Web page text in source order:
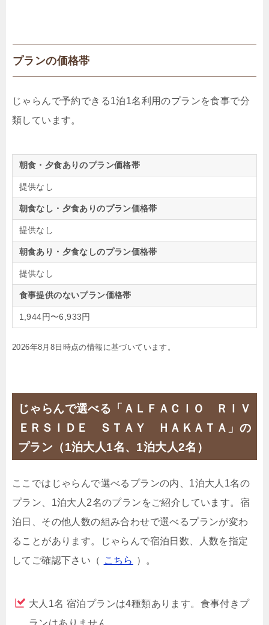
プランの価格帯
じゃらんで予約できる1泊1名利用のプランを食事で分
類しています。
朝食・夕食ありのプラン価格帯
提供なし
朝食なし・夕食ありのプラン価格帯
提供なし
朝食あり・夕食なしのプラン価格帯
提供なし
食事提供のないプラン価格帯
1,944円〜6,933円
2026年8月8日時点の情報に基づいています。
じゃらんで選べる「ＡＬＦＡＣＩＯ ＲＩＶ
ＥＲＳＩＤＥ ＳＴＡＹ ＨＡＫＡＴＡ」の
プラン（1泊大人1名、1泊大人2名）
ここではじゃらんで選べるプランの内、1泊大人1名の
プラン、1泊大人2名のプランをご紹介しています。宿
泊日、その他人数の組み合わせで選べるプランが変わ
ることがあります。じゃらんで宿泊日数、人数を指定
してご確認下さい（ こちら ）。
大人1名 宿泊プランは4種類あります。食事付きプ
ランはありません。